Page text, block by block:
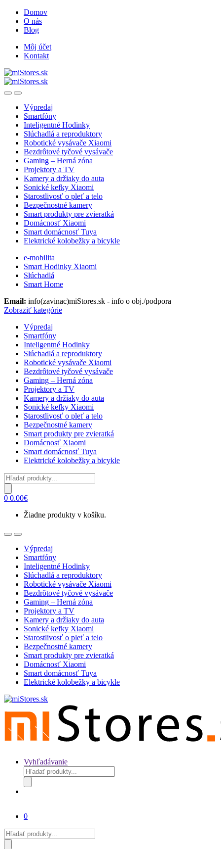
Skip
navigation
Skip
content
Domov
O nás
Blog
Môj účet
Kontakt
OpenClose
Výpredaj
Smartfóny
Inteligentné Hodinky
Slúchadlá a reproduktory
Robotické vysávače Xiaomi
Bezdrôtové tyčové vysávače
Gaming – Herná zóna
Projektory a TV
Kamery a držiaky do auta
Sonické kefky Xiaomi
Starostlivosť o pleť a telo
Bezpečnostné kamery
Smart produkty pre zvieratká
Domácnosť Xiaomi
Smart domácnosť Tuya
Elektrické kolobežky a bicykle
e-mobilita
Smart Hodinky Xiaomi
Slúchadlá
Smart Home
Email: info(zavinac)miStores.sk - info o obj./podpora
Zobraziť kategórie
Výpredaj
Smartfóny
Inteligentné Hodinky
Slúchadlá a reproduktory
Robotické vysávače Xiaomi
Bezdrôtové tyčové vysávače
Gaming – Herná zóna
Projektory a TV
Kamery a držiaky do auta
Sonické kefky Xiaomi
Starostlivosť o pleť a telo
Bezpečnostné kamery
Smart produkty pre zvieratká
Domácnosť Xiaomi
Smart domácnosť Tuya
Elektrické kolobežky a bicykle
Products
search
0 0.00€
Žiadne produkty v košíku.
OpenClose
Výpredaj
Smartfóny
Inteligentné Hodinky
Slúchadlá a reproduktory
Robotické vysávače Xiaomi
Bezdrôtové tyčové vysávače
Gaming – Herná zóna
Projektory a TV
Kamery a držiaky do auta
Sonické kefky Xiaomi
Starostlivosť o pleť a telo
Bezpečnostné kamery
Smart produkty pre zvieratká
Domácnosť Xiaomi
Smart domácnosť Tuya
Elektrické kolobežky a bicykle
Vyhľadávanie
Products
search
0
Products
search